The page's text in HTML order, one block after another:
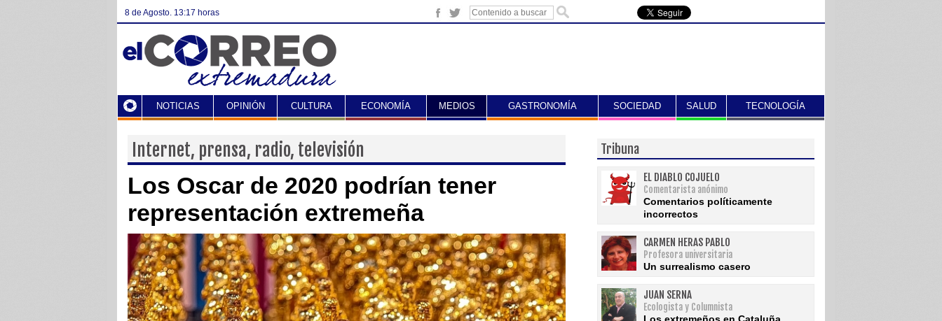
8 de Agosto. 13:17 horas
NOTICIAS OPINIÓN CULTURA ECONOMÍA MEDIOS GASTRONOMÍA SOCIEDAD SALUD TECNOLOGÍA
Internet, prensa, radio, televisión
Los Oscar de 2020 podrían tener
representación extremeña
Tribuna
EL DIABLO COJUELO
Comentarista anónimo
Comentarios políticamente
incorrectos
CARMEN HERAS PABLO
Profesora universitaria
Un surrealismo casero
JUAN SERNA
Ecologista y Columnista